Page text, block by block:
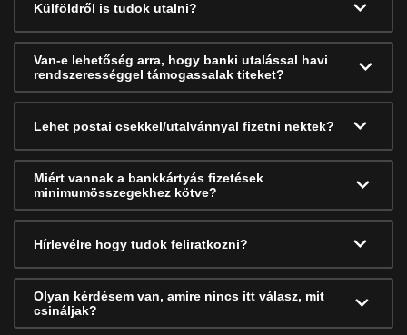
Külföldről is tudok utalni?
Van-e lehetőség arra, hogy banki utalással havi
rendszerességgel támogassalak titeket?
Lehet postai csekkel/utalvánnyal fizetni nektek?
Miért vannak a bankkártyás fizetések
minimumösszegekhez kötve?
Hírlevélre hogy tudok feliratkozni?
Olyan kérdésem van, amire nincs itt válasz, mit
csináljak?